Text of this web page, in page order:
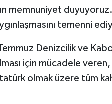
memnuniyet
temenni
Denizcilik ve
için mücadele
olmak üzere tüm